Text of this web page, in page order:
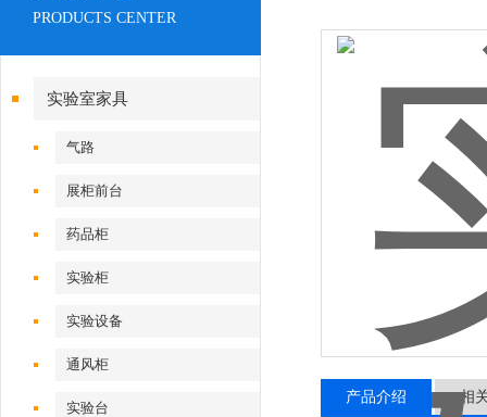
PRODUCTS CENTER
实验室家具
气路
展柜前台
药品柜
实验柜
实验设备
通风柜
实验台
产品介绍 相